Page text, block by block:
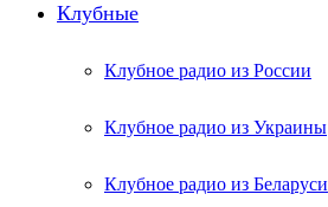
Клубные
Клубное радио из России
Клубное радио из Украины
Клубное радио из Беларуси